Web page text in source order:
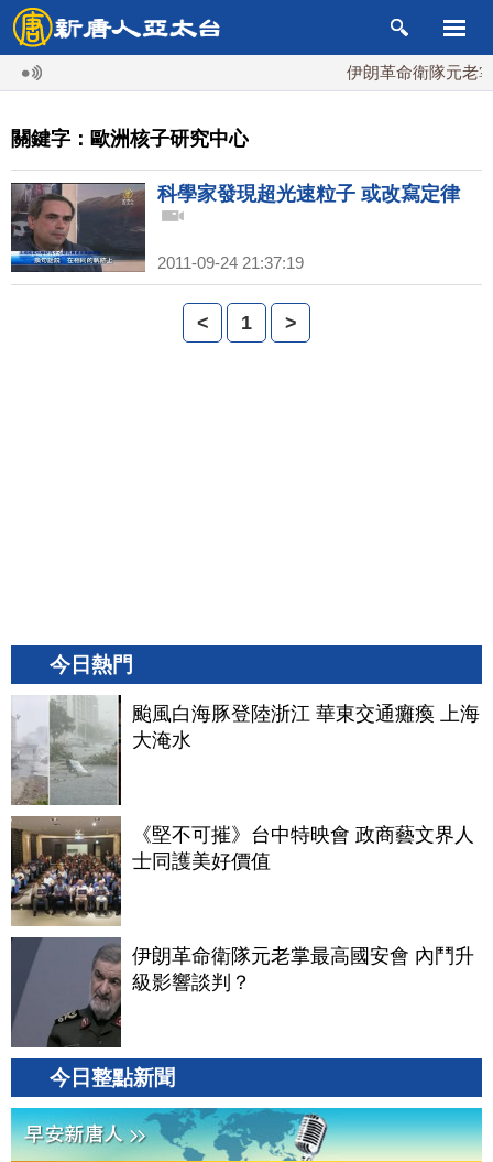
伊朗革命衛隊元老掌
關鍵字：歐洲核子研究中心
科學家發現超光速粒子 或改寫定律
2011-09-24 21:37:19
< 1 >
今日熱門
颱風白海豚登陸浙江 華東交通癱瘓 上海
大淹水
《堅不可摧》台中特映會 政商藝文界人
士同護美好價值
伊朗革命衛隊元老掌最高國安會 內鬥升
級影響談判？
今日整點新聞